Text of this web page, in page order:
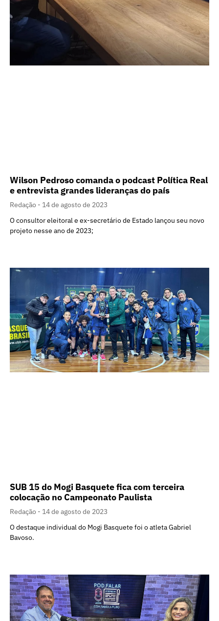
Wilson Pedroso comanda o podcast Política Real
e entrevista grandes lideranças do país
Redação
14 de agosto de 2023
O consultor eleitoral e ex-secretário de Estado lançou seu novo
projeto nesse ano de 2023;
SUB 15 do Mogi Basquete fica com terceira
colocação no Campeonato Paulista
Redação
14 de agosto de 2023
O destaque individual do Mogi Basquete foi o atleta Gabriel
Bavoso.